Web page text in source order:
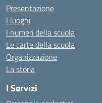
Presentazione
I luoghi
I numeri della scuola
Le carte della scuola
Organizzazione
La storia
I Servizi